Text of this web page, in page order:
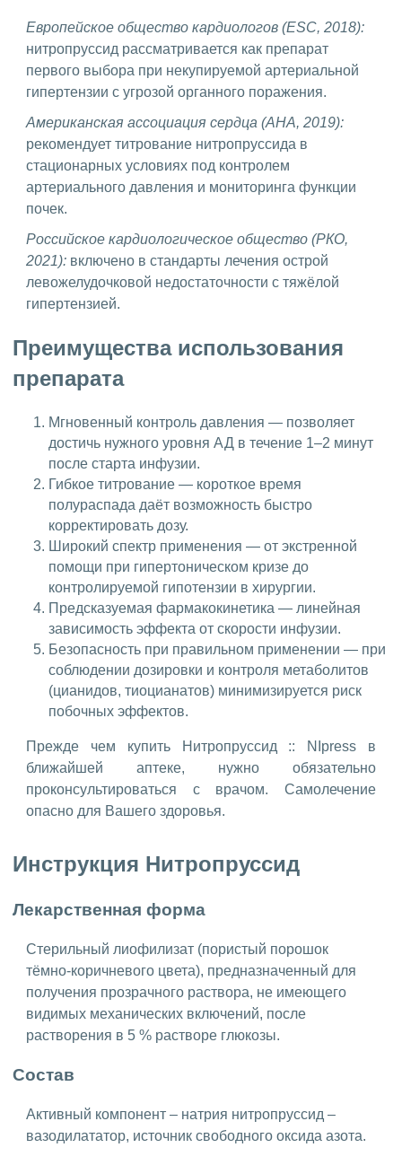
Европейское общество кардиологов (ESC, 2018):
нитропруссид рассматривается как препарат
первого выбора при некупируемой артериальной
гипертензии с угрозой органного поражения.
Американская ассоциация сердца (AHA, 2019):
рекомендует титрование нитропруссида в
стационарных условиях под контролем
артериального давления и мониторинга функции
почек.
Российское кардиологическое общество (РКО,
2021): включено в стандарты лечения острой
левожелудочковой недостаточности с тяжёлой
гипертензией.
Преимущества использования
препарата
Мгновенный контроль давления — позволяет
достичь нужного уровня АД в течение 1–2 минут
после старта инфузии.
Гибкое титрование — короткое время
полураспада даёт возможность быстро
корректировать дозу.
Широкий спектр применения — от экстренной
помощи при гипертоническом кризе до
контролируемой гипотензии в хирургии.
Предсказуемая фармакокинетика — линейная
зависимость эффекта от скорости инфузии.
Безопасность при правильном применении — при
соблюдении дозировки и контроля метаболитов
(цианидов, тиоцианатов) минимизируется риск
побочных эффектов.
Прежде чем купить Нитропруссид :: NIpress в
ближайшей аптеке, нужно обязательно
проконсультироваться с врачом. Самолечение
опасно для Вашего здоровья.
Инструкция Нитропруссид
Лекарственная форма
Стерильный лиофилизат (пористый порошок
тёмно-коричневого цвета), предназначенный для
получения прозрачного раствора, не имеющего
видимых механических включений, после
растворения в 5 % растворе глюкозы.
Состав
Активный компонент – натрия нитропруссид –
вазодилататор, источник свободного оксида азота.